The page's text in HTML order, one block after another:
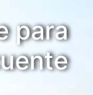
para